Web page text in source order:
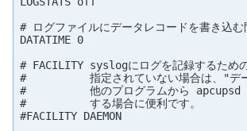
# ログファイルにデータレコードを書き込
DATATIME 0
# FACILITY syslogにログを記録するため
#          指定されていない場合は、"デー
#          他のプログラムから apcupsd に
#          する場合に便利です。
#FACILITY DAEMON